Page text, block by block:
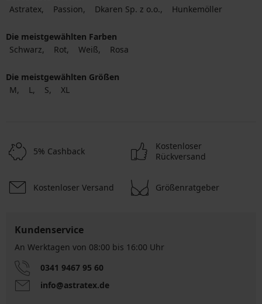
Astratex
Passion Dkaren Sp. z o.o. Hunkemöller
Die meistgewählten Farben
Schwarz
Rot Weiß Rosa
Die meistgewählten Größen
M
L S XL
5% Cashback
Kostenloser
Rückversand
Kostenloser Versand Größenratgeber
Kundenservice
An Werktagen von 08:00 bis 16:00 Uhr
0341 9467 95 60
info@astratex.de